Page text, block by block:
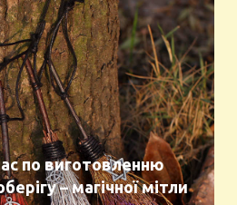
по виготовленню
– магічної мітли